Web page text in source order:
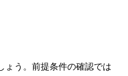
ょう。前提条件の確認では